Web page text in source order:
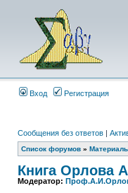
Вход Регистрация
Сообщения без ответов |
Список форумов »
Книга Орлова
Модератор: